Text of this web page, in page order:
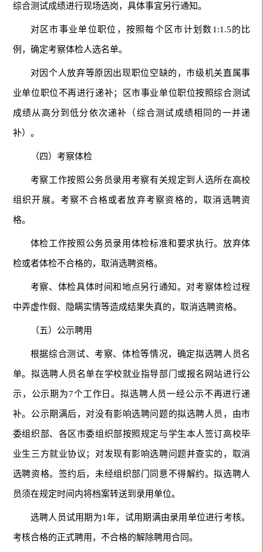
综合测试成绩进行现场选岗，具体事宜另行通知。
对区市事业单位职位，按照每个区市计划数1:1.5的比
例，确定考察体检人选名单。
对因个人放弃等原因出现职位空缺的，市级机关直属事
业单位职位不再进行递补；区市事业单位职位按照综合测试
成绩从高分到低分依次递补（综合测试成绩相同的一并递
补）。
（四）考察体检
考察工作按照公务员录用考察有关规定到人选所在高校
组织开展。考察不合格或者放弃考察资格的，取消选聘资
格。
体检工作按照公务员录用体检标准和要求执行。放弃体
检或者体检不合格的，取消选聘资格。
考察、体检具体时间和地点另行通知。对考察体检过程
中弄虚作假、隐瞒实情等造成结果失真的，取消选聘资格。
（五）公示聘用
根据综合测试、考察、体检等情况，确定拟选聘人员名
单。拟选聘人员名单在学校就业指导部门或报名网站进行公
示，公示期为7个工作日。拟选聘人员一经公示不再进行递
补。公示期满后，对没有影响选聘问题的拟选聘人员，由市
委组织部、各区市委组织部按照规定与学生本人签订高校毕
业生三方就业协议；对发现有影响选聘问题并查实的，取消
选聘资格。签约后，未经组织部门同意不得解约。拟选聘人
员须在规定时间内将档案转送到录用单位。
选聘人员试用期为1年，试用期满由录用单位进行考核。
考核合格的正式聘用，不合格的解除聘用合同。